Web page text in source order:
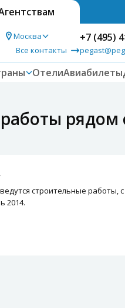
Москва
Все контакты
+7 (495)
ОтелиАвиабилеты
рядом
ведутся строительные работы,
2014.